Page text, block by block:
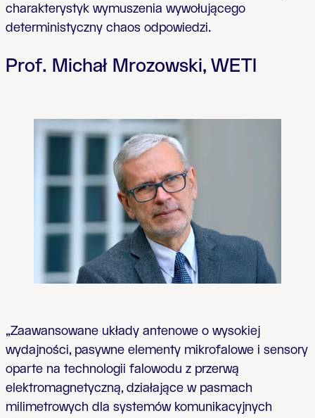
charakterystyk wymuszenia wywołującego
deterministyczny chaos odpowiedzi.
Prof. Michał Mrozowski, WETI
„Zaawansowane układy antenowe o wysokiej
wydajności, pasywne elementy mikrofalowe i sensory
oparte na technologii falowodu z przerwą
elektromagnetyczną, działające w pasmach
milimetrowych dla systemów komunikacyjnych